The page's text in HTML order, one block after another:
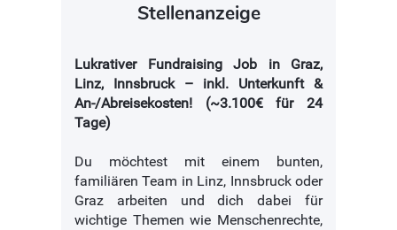
Stellenanzeige
Lukrativer Fundraising Job in Graz,
Linz, Innsbruck – inkl. Unterkunft &
An-/Abreisekosten! (~3.100€ für 24
Tage)
Du möchtest mit einem bunten,
familiären Team in Linz, Innsbruck oder
Graz arbeiten und dich dabei für
wichtige Themen wie Menschenrechte,